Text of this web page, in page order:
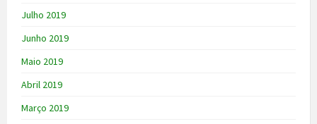
Julho 2019
Junho 2019
Maio 2019
Abril 2019
Março 2019